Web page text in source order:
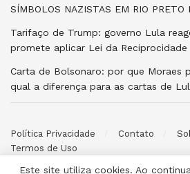
SÍMBOLOS NAZISTAS EM RIO PRETO
Tarifaço de Trump: governo Lula
promete aplicar Lei da Reciprocidade
Carta de Bolsonaro: por que Moraes
qual a diferença para as cartas de
Política Privacidade Contato
Termos de Uso
Este site utiliza cookies. Ao